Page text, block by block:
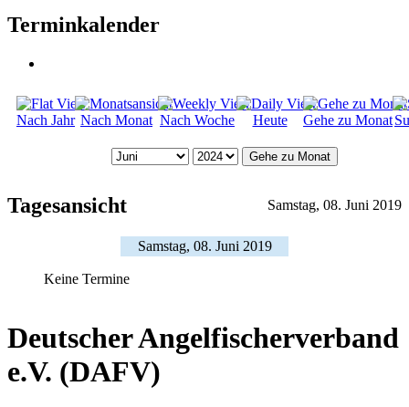
Terminkalender
Nach Jahr Nach Monat Nach Woche Heute Gehe zu Monat
Gehe zu Monat
Tagesansicht Samstag, 08. Juni 2019
Samstag, 08. Juni 2019
Keine Termine
Deutscher Angelfischerverband
e.V. (DAFV)